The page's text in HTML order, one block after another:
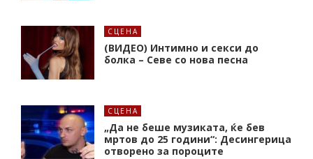
СЦЕНА
(ВИДЕО) Интимно и секси до
болка – Севе со нова песна
СЦЕНА
„Да не беше музиката, ќе бев
мртов до 25 години“: Десингерица
отворено за пороците